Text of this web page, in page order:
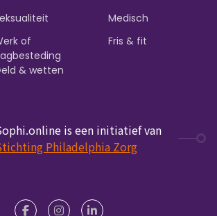
of
Medisch
Fris & fit
& wetten
is een initiatief van
Philadelphia Zorg